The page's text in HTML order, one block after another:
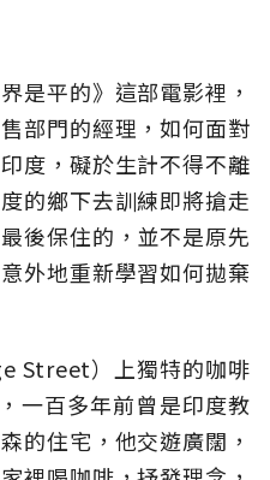
是平的》這部電影裡，
部門的經理，如何面對
度，礙於生計不得不離
的鄉下去訓練即將搶走
後保住的，並不是原先
外地重新學習如何拋棄
Street）上獨特的咖啡
一百多年前曾是印度教
住宅，他交遊廣闊，